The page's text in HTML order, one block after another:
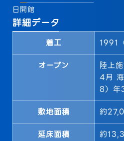
日開館
詳細データ
着工
1991
オープン
陸上
4月
8）年
敷地面積
約
延床面積
約